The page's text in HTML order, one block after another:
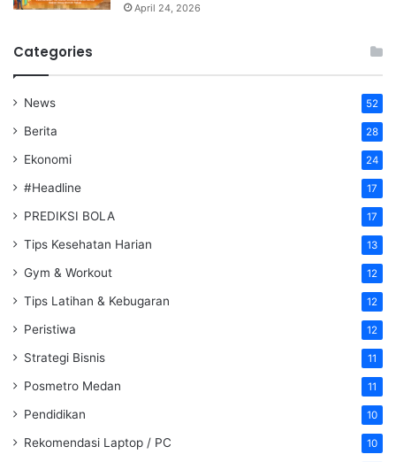
April 24, 2026
Categories
News 52
Berita 28
Ekonomi 24
#Headline 17
PREDIKSI BOLA 17
Tips Kesehatan Harian 13
Gym & Workout 12
Tips Latihan & Kebugaran 12
Peristiwa 12
Strategi Bisnis 11
Posmetro Medan 11
Pendidikan 10
Rekomendasi Laptop / PC 10